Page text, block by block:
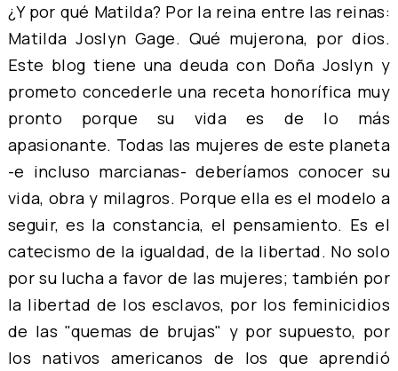
¿Y por qué Matilda? Por la reina entre las reinas:
Matilda Joslyn Gage. Qué mujerona, por dios.
Este blog tiene una deuda con Doña Joslyn y
prometo concederle una receta honorífica muy
pronto porque su vida es de lo más
apasionante. Todas las mujeres de este planeta
-e incluso marcianas- deberíamos conocer su
vida, obra y milagros. Porque ella es el modelo a
seguir, es la constancia, el pensamiento. Es el
catecismo de la igualdad, de la libertad. No solo
por su lucha a favor de las mujeres; también por
la libertad de los esclavos, por los feminicidios
de las "quemas de brujas" y por supuesto, por
los nativos americanos de los que aprendió